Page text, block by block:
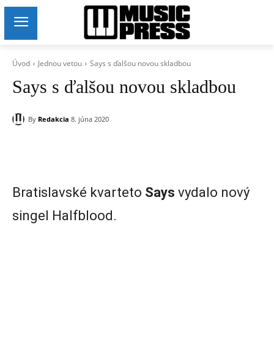
Úvod Jednou vetou Says s ďalšou novou skladbou
Says s ďalšou novou skladbou
By Redakcia 8. júna 2020
Bratislavské kvarteto Says vydalo nový
singel Halfblood.